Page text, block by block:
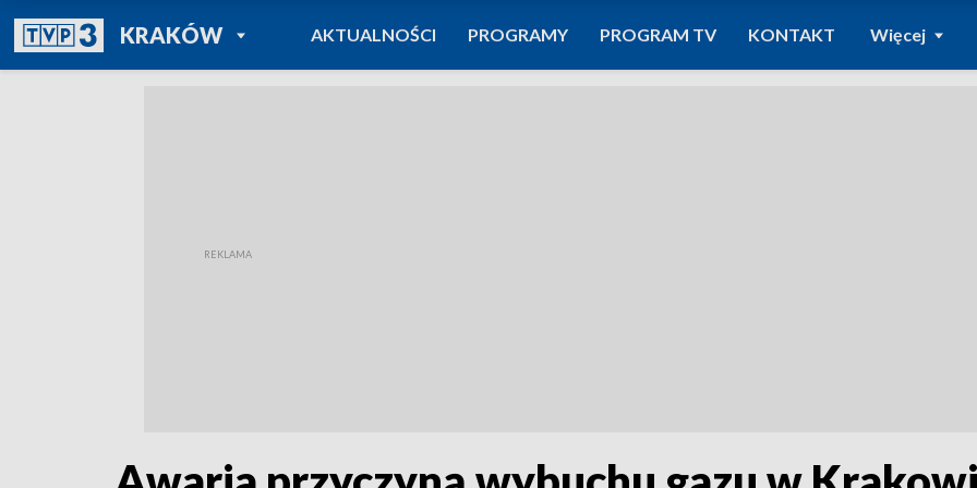
KRAKÓWPOWRÓT DO
TVP REGIONY
AKTUALNOŚCI PROGRAMY PROGRAM TV KONTAKT Więcej